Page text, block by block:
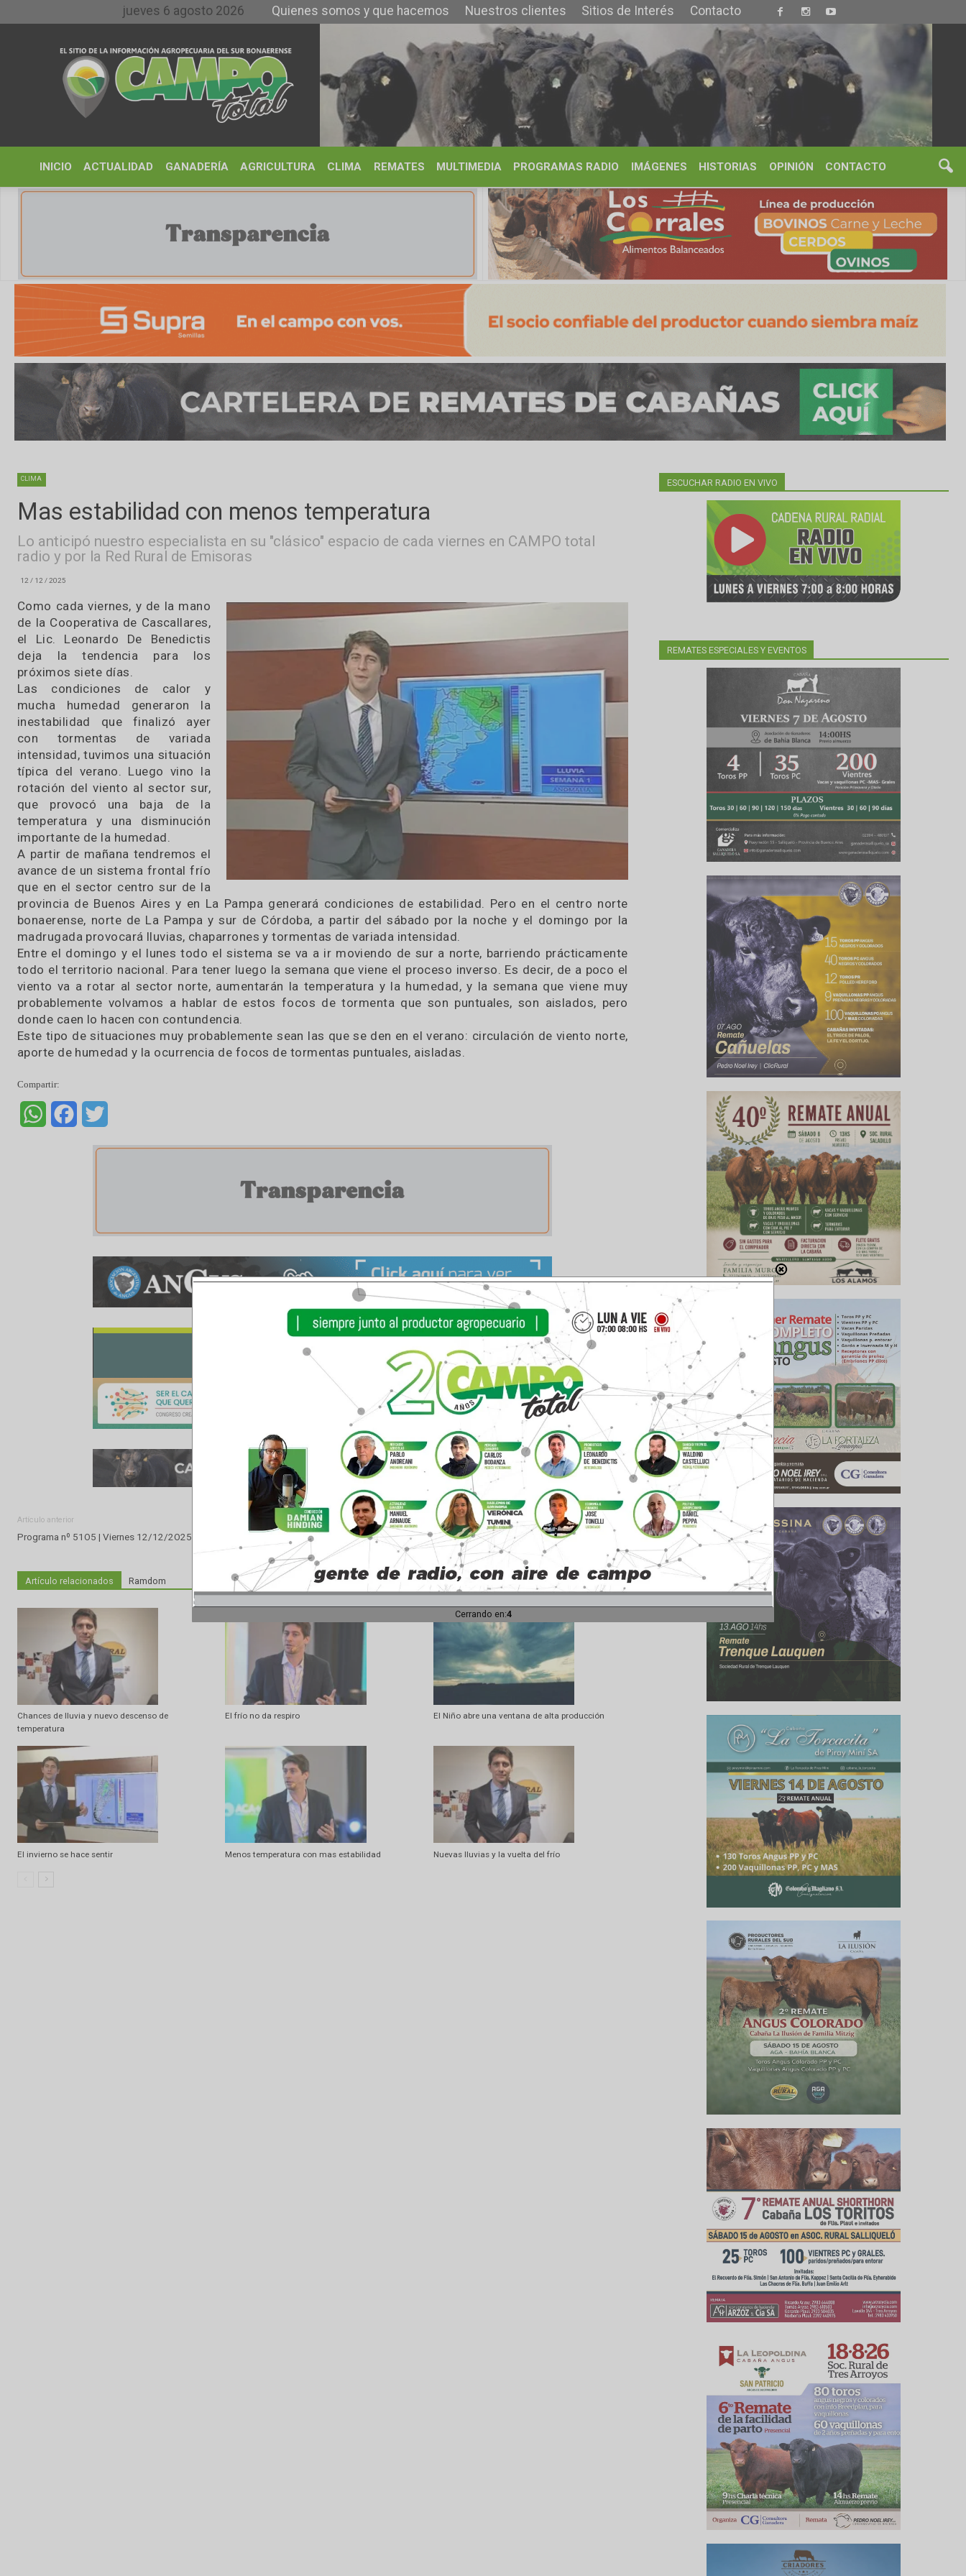
jueves 6 agosto 2026 Quienes somos y que hacemos Nuestros clientes Sitios de Interés Contacto
REMATES MULTIMEDIA PROGRAMAS RADIO IMÁGENES HISTORIAS CONTACTO
Mas estabilidad con menos temperatura
Lo anticipó nuestro especialista en su "clásico" espacio de cada viernes en CAMPO total
radio y por la Red Rural de Emisoras
12 / 12 / 2025
Como cada viernes, y de la mano
de la Cooperativa de Cascallares,
el Lic. Leonardo De Benedictis
deja la tendencia para los
próximos siete días.
Las condiciones de calor y
mucha humedad generaron la
inestabilidad que finalizó ayer
con tormentas de variada
intensidad, tuvimos una situación
típica del verano. Luego vino la
rotación del viento al sector sur,
que provocó una baja de la
temperatura y una disminución
importante de la humedad.
A partir de mañana tendremos el
avance de un sistema frontal frío
que en el sector centro sur de la
provincia de Buenos Aires y en La Pampa generará condiciones de estabilidad. Pero en el centro norte
bonaerense, norte de La Pampa y sur de Córdoba, a partir del sábado por la noche y el domingo por la
madrugada provocará lluvias, chaparrones y tormentas de variada intensidad.
Entre el domingo y el lunes todo el sistema se va a ir moviendo de sur a norte, barriendo prácticamente
todo el territorio nacional. Para tener luego la semana que viene el proceso inverso. Es decir, de a poco el
probablemente volvamos a hablar de estos focos de tormenta que son puntuales, son aislados, pero
donde caen lo hacen con contundencia.
Este tipo de situaciones muy probablemente sean las que se den en el verano: circulación de viento norte,
WhatsAppFacebookTwitter
Artículo anterior
Programa nº 51O5 | Viernes 12/12/2O25 En Dorrego el año se cerró bien arriba
Artículo relacionados Ramdom
ESCUCHAR RADIO EN VIVO
REMATES ESPECIALES Y EVENTOS
Cerrando en: